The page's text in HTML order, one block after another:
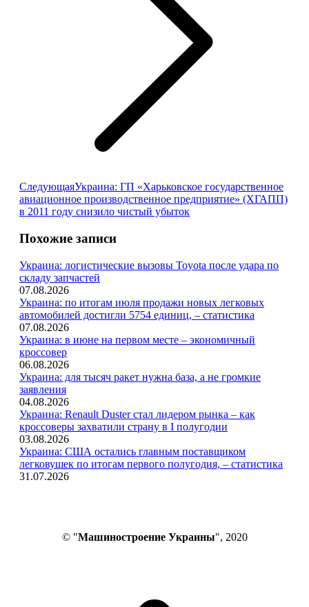
СледующаяСледующая
запись:
Украина: ГП «Харьковское государственное
авиационное производственное предприятие» (ХГАПП)
в 2011 году снизило чистый убыток
Похожие записи
Украина: логистические вызовы Toyota после удара по
складу запчастей
07.08.2026
Украина: по итогам июля продажи новых легковых
автомобилей достигли 5754 единиц, – статистика
07.08.2026
Украина: в июне на первом месте – экономичный
кроссовер
06.08.2026
Украина: для тысяч ракет нужна база, а не громкие
заявления
04.08.2026
Украина: Renault Duster стал лидером рынка – как
кроссоверы захватили страну в I полугодии
03.08.2026
Украина: США остались главным поставщиком
легковушек по итогам первого полугодия, – статистика
31.07.2026
© "Машиностроение Украины", 2020